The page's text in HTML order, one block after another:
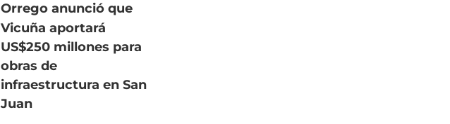
Orrego anunció que
Vicuña aportará
US$250 millones para
obras de
infraestructura en San
Juan